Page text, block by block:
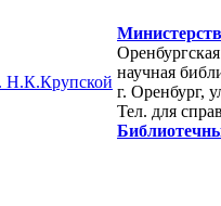
научная
г. Оренбург,
Тел. для